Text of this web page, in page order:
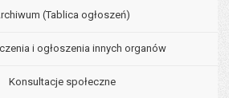
(Tablica ogłoszeń)
i ogłoszenia innych organów
Konsultacje społeczne